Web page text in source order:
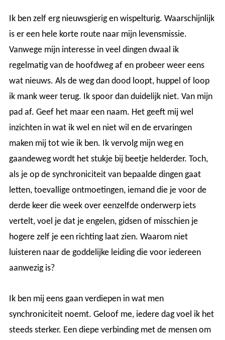
Ik ben zelf erg nieuwsgierig en wispelturig. Waarschijnlijk
is er een hele korte route naar mijn levensmissie.
Vanwege mijn interesse in veel dingen dwaal ik
regelmatig van de hoofdweg af en probeer weer eens
wat nieuws. Als de weg dan dood loopt, huppel of loop
ik mank weer terug. Ik spoor dan duidelijk niet. Van mijn
pad af. Geef het maar een naam. Het geeft mij wel
inzichten in wat ik wel en niet wil en de ervaringen
maken mij tot wie ik ben. Ik vervolg mijn weg en
gaandeweg wordt het stukje bij beetje helderder. Toch,
als je op de synchroniciteit van bepaalde dingen gaat
letten, toevallige ontmoetingen, iemand die je voor de
derde keer die week over eenzelfde onderwerp iets
vertelt, voel je dat je engelen, gidsen of misschien je
hogere zelf je een richting laat zien. Waarom niet
luisteren naar de goddelijke leiding die voor iedereen
aanwezig is?
Ik ben mij eens gaan verdiepen in wat men
synchroniciteit noemt. Geloof me, iedere dag voel ik het
steeds sterker. Een diepe verbinding met de mensen om